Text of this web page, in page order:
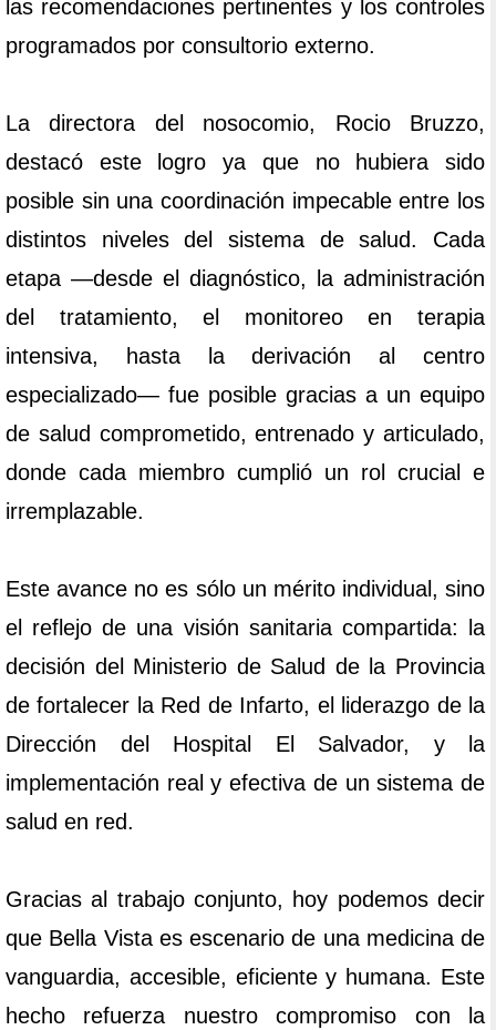
las recomendaciones pertinentes y los controles
programados por consultorio externo.
La directora del nosocomio, Rocio Bruzzo,
destacó este logro ya que no hubiera sido
posible sin una coordinación impecable entre los
distintos niveles del sistema de salud. Cada
etapa —desde el diagnóstico, la administración
del tratamiento, el monitoreo en terapia
intensiva, hasta la derivación al centro
especializado— fue posible gracias a un equipo
de salud comprometido, entrenado y articulado,
donde cada miembro cumplió un rol crucial e
irremplazable.
Este avance no es sólo un mérito individual, sino
el reflejo de una visión sanitaria compartida: la
decisión del Ministerio de Salud de la Provincia
de fortalecer la Red de Infarto, el liderazgo de la
Dirección del Hospital El Salvador, y la
implementación real y efectiva de un sistema de
salud en red.
Gracias al trabajo conjunto, hoy podemos decir
que Bella Vista es escenario de una medicina de
vanguardia, accesible, eficiente y humana. Este
hecho refuerza nuestro compromiso con la